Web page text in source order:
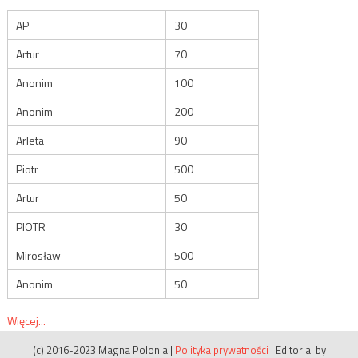
AP
30
Artur
70
Anonim
100
Anonim
200
Arleta
90
Piotr
500
Artur
50
PIOTR
30
Mirosław
500
Anonim
50
Więcej...
(c) 2016-2023 Magna Polonia | Polityka prywatności | Editorial by